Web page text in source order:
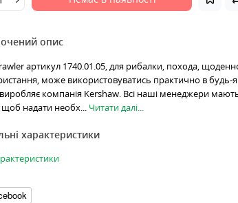
опис
артикул 1740.01.05, для рибалки, похода,
може використовуватись практично в будь-
компанія Kershaw. Всі наші менеджери
надати необх... Читати далі...
характеристики